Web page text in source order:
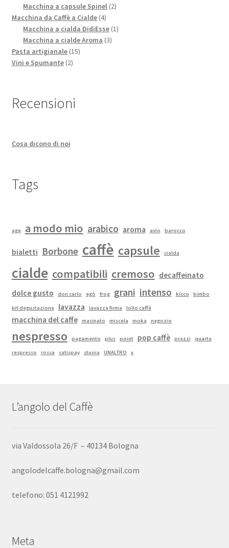
prodotto
Macchina a capsule Spinel 22
Macchina da Caffè a Cialde 44
prodotti
Macchina a cialda DidiEsse 11
Macchina a cialde Aroma 33
Pasta artigianale 1515
Vini e Spumante 22
Recensioni
Cosa dicono di noi
Tags
age a modo mio arabico aroma avio barocco
bialetti Borbone caffè capsule cialda
cialde compatibili cremoso decaffeinato
dolce gusto
don carlo egò frog grani intenso kicco kimbo
kit degustazione lavazza lavazza firma lollo caffè
macchina del caffe macinato miscela moka negozio
nespresso pagamento plus point pop caffè prezzi quarta
respresso rossa satispay stuoia UNALTRO x
L’angolo del Caffè
via Valdossola 26/F – 40134 Bologna
angolodelcaffe.bologna@gmail.com
telefono: 051 4121992
Meta